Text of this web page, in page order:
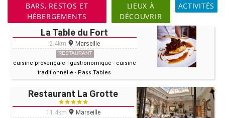
BARS, RESTOS ET
HÉBERGEMENTS
LIEUX À
DÉCOUVRIR
ACTIVITÉS
La Table du Fort
2.4km Marseille
RESTAURANT
cuisine provençale - gastronomique - cuisine
traditionnelle - Pass Tables
Restaurant La Grotte
11.4km Marseille